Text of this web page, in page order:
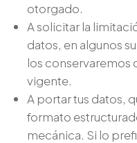
otorgado.
A solicitar la
datos, en algunos
los conservaremos
vigente.
A portar tus datos,
formato
mecánica. Si lo